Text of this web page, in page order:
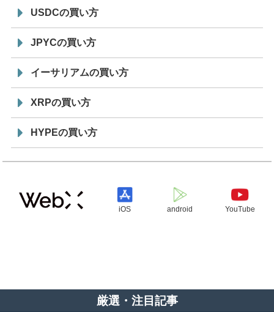
USDCの買い方
JPYCの買い方
イーサリアムの買い方
XRPの買い方
HYPEの買い方
iOS android YouTube
厳選・注目記事